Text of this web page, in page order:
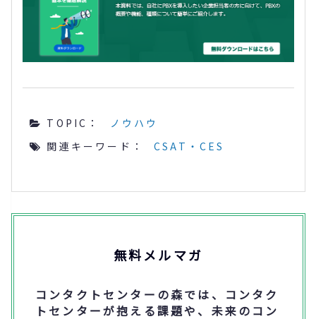
TOPIC：
ノウハウ
関連キーワード：
CSAT・CES
無料メルマガ
コンタクトセンターの森では、コンタク
トセンターが抱える課題や、未来のコン